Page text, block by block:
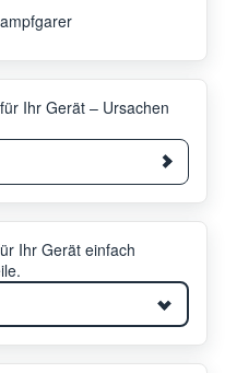
Ihr Gerät – Ursachen
Ihr Gerät einfach